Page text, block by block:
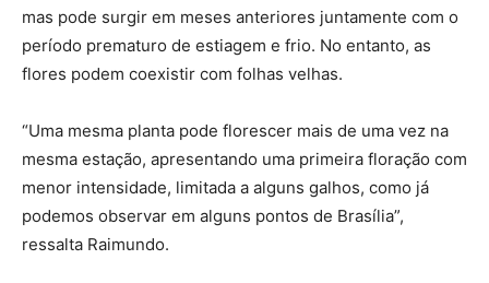
mas pode surgir em meses anteriores juntamente com o
período prematuro de estiagem e frio. No entanto, as
flores podem coexistir com folhas velhas.
“Uma mesma planta pode florescer mais de uma vez na
mesma estação, apresentando uma primeira floração com
menor intensidade, limitada a alguns galhos, como já
podemos observar em alguns pontos de Brasília”,
ressalta Raimundo.